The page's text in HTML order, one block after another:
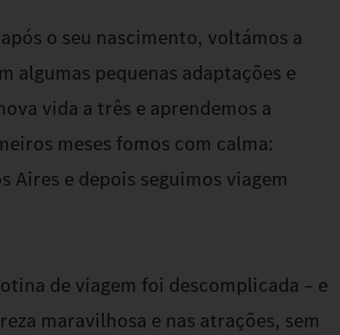
o seu nascimento, voltámos a
algumas pequenas adaptações e
vida a três e aprendemos a
meses fomos com calma:
Aires e depois seguimos viagem
de viagem foi descomplicada – e
maravilhosa e nas atrações, sem